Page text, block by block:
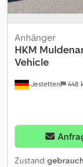
Jestetten 448
Anhänger
HKM
Vehicle
Zustand: